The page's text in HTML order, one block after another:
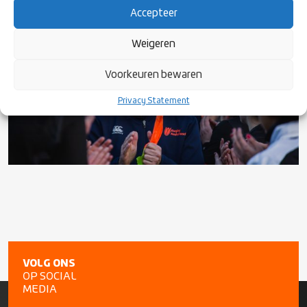
Accepteer
Weigeren
Voorkeuren bewaren
Privacy Statement
VOLG ONS
OP SOCIAL
MEDIA